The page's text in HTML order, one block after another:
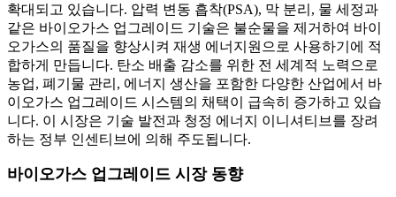
확대되고 있습니다. 압력 변동 흡착(PSA), 막 분리, 물 세정과
같은 바이오가스 업그레이드 기술은 불순물을 제거하여 바이
오가스의 품질을 향상시켜 재생 에너지원으로 사용하기에 적
합하게 만듭니다. 탄소 배출 감소를 위한 전 세계적 노력으로
농업, 폐기물 관리, 에너지 생산을 포함한 다양한 산업에서 바
이오가스 업그레이드 시스템의 채택이 급속히 증가하고 있습
니다. 이 시장은 기술 발전과 청정 에너지 이니셔티브를 장려
하는 정부 인센티브에 의해 주도됩니다.
바이오가스 업그레이드 시장 동향